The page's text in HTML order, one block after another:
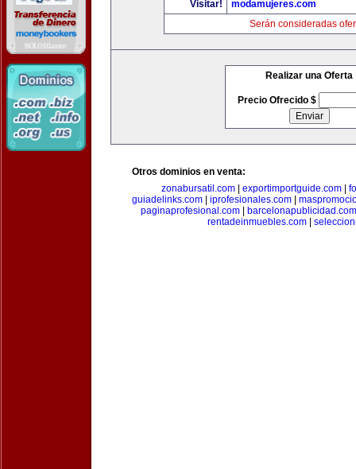
Visitar!
modamujeres.com
Serán consideradas
Realizar una Oferta
Precio Ofrecido $
Otros dominios en venta:
zonabursatil.com
exportimportguide.com
guiadelinks.com
iprofesionales.com
paginaprofesional.com|
barcelonapublicidad.com
rentadeinmuebles.com|